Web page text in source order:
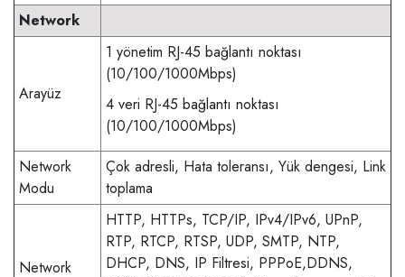
Network
Arayüz
1 yönetim RJ-45 bağlantı noktası
(10/100/1000Mbps)
4 veri RJ-45 bağlantı noktası
(10/100/1000Mbps)
Network
Modu
Çok adresli, Hata toleransı, Yük dengesi, Link
toplama
Network
HTTP, HTTPs, TCP/IP, IPv4/IPv6, UPnP,
RTP, RTCP, RTSP, UDP, SMTP, NTP,
DHCP, DNS, IP Filtresi, PPPoE,DDNS,